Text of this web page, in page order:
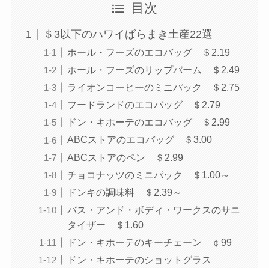
目次
＄3以下のハワイばらまき土産22選
ホール・フーズのエコバッグ ＄2.19
ホール・フーズのリップバーム ＄2.49
ライオンコーヒーのミニパック ＄2.75
フードランドのエコバッグ ＄2.79
ドン・キホーテのエコバッグ ＄2.99
ABCストアのエコバッグ ＄3.00
ABCストアのペン ＄2.99
チョコナッツのミニパック ＄1.00～
ドンキの調味料 ＄2.39～
バス・アンド・ボディ・ワークスのサニ
タイザー ＄1.60
ドン・キホーテのキーチェーン ￠99
ドン・キホーテのショットグラス